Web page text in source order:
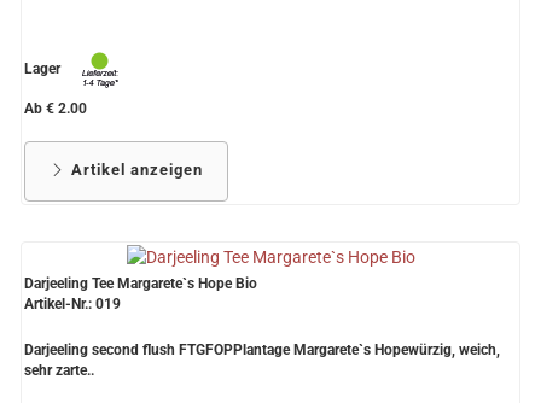
Lager
Ab € 2.00
Artikel anzeigen
Darjeeling Tee Margarete`s Hope Bio
Artikel-Nr.: 019
Darjeeling second flush FTGFOPPlantage Margarete`s Hopewürzig, weich,
sehr zarte..